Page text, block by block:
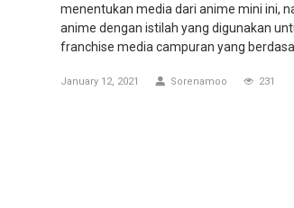
menentukan media dari anime mini ini,
anime dengan istilah yang digunakan
franchise media campuran yang
January 12, 2021 Sorenamoo 231